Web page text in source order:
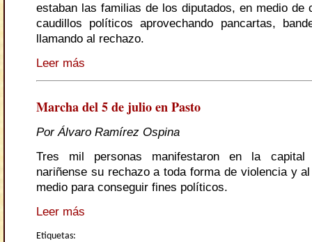
estaban las familias de los diputados, en medio de
caudillos políticos aprovechando pancartas,
llamando al rechazo.
Leer más
Marcha del 5 de julio en Pasto
Por Álvaro Ramírez Ospina
Tres mil personas manifestaron en la capital
nariñense su rechazo a toda forma de violencia y
medio para conseguir fines políticos.
Leer más
Etiquetas: